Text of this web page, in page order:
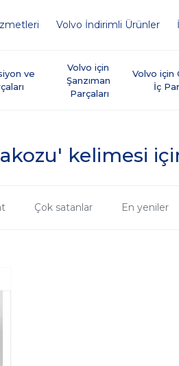
Volvo İndirimli Ürünler
ve
Volvo için
Şanzıman
Parçaları
Volvo için
İç
kelimesi
Çok satanlar En yeniler